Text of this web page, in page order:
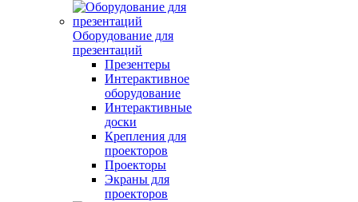
Оборудование для
презентаций
Презентеры
Интерактивное
оборудование
Интерактивные
доски
Крепления для
проекторов
Проекторы
Экраны для
проекторов